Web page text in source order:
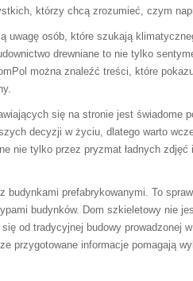
którzy chcą zrozumieć, czym
uwagę osób, które szukają
drewniane to nie tylko
można znaleźć treści, które
się na stronie jest świadome
decyzji w życiu, dlatego warto
nie tylko przez pryzmat ładnych
budynkami prefabrykowanymi. To
budynków. Dom szkieletowy nie
od tradycyjnej budowy prowadzonej
przygotowane informacje pomagają